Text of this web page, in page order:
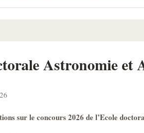
Astronomie et
sur le concours 2026 de l’Ecole